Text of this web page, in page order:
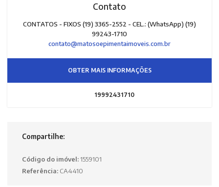
Contato
CONTATOS - FIXOS (19) 3365-2552 - CEL.: (WhatsApp) (19)
99243-1710
contato@matosoepimentaimoveis.com.br
OBTER MAIS INFORMAÇÕES
19992431710
Compartilhe:
Código do imóvel:1559101
Referência: CA4410